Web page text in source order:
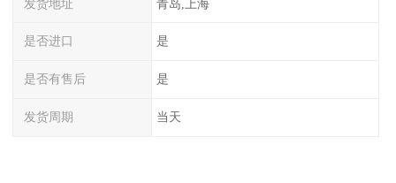
发货地址 青岛,上海
是否进口 是
是否有售后 是
发货周期 当天